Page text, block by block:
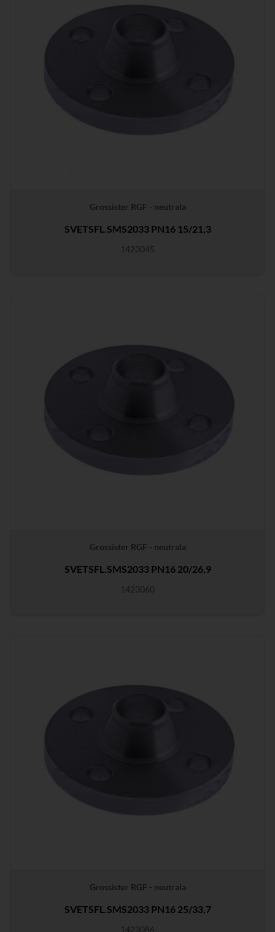
Grossister RGF - neutrala
SVETSFL.SMS2033 PN16 15/21,3
1423045
Grossister RGF - neutrala
SVETSFL.SMS2033 PN16 20/26,9
1423060
Grossister RGF - neutrala
SVETSFL.SMS2033 PN16 25/33,7
1423086